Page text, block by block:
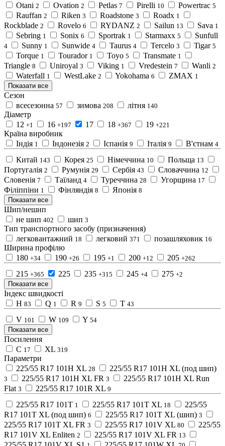
Otani 2 Ovation 2 Petlas 7 Pirelli 10 Powertrac 5
Rauffan 2 Riken 3 Roadstone 3 Roadx 1
Rockblade 2 Rovelo 6 RYDANZ 2 Sailun 13 Sava 1
Sebring 1 Sonix 6 Sportrak 1 Starmaxx 5 Sunfull
4 Sunny 1 Sunwide 4 Taurus 4 Tercelo 3 Tigar 5
Torque 1 Tourador 1 Toyo 5 Transmate 1
Triangle 8 Uniroyal 3 Viking 1 Vredestein 7 Wanli 2
Waterfall 1 WestLake 2 Yokohama 6 ZMAX 1
Показати все
Сезон
всесезонна 57 зимова 208 літня 140
Діаметр
12 +1 16 +197 17 18 +367 19 +221
Країна виробник
Індія 1 Індонезія 2 Іспанія 9 Італія 9 В'єтнам 4
Китай 143 Корея 25 Німеччина 10 Польща 13
Португалія 2 Румунія 29 Сербія 43 Словаччина 12
Словенія 7 Таїланд 4 Туреччина 28 Угорщина 17
Філіппіни 1 Фінляндія 8 Японія 8
Показати все
Шип/нешип
не шип 402 шип 3
Тип транспортного засобу (призначення)
легковантажний 18 легковий 371 позашляховик 16
Ширина профілю
180 +34 190 +26 195 +1 200 +12 205 +262
215 +365 225 235 +315 245 +4 275 +2
Показати все
Індекс швидкості
H 83 Q 1 R 9 S 5 T 43
V 101 W 109 Y 54
Показати все
Посилення
C 17 XL 319
Параметри
225/55 R17 101H XL 28 225/55 R17 101H XL (под шип)
3 225/55 R17 101H XL FR 3
225/55 R17 101H XL Run
Flat 3 225/55 R17 101R XL 9
225/55 R17 101T 1 225/55 R17 101T XL 18
225/55
R17 101T XL (под шип) 6 225/55 R17 101T XL (шип) 3
225/55 R17 101T XL FR 3 225/55 R17 101V XL 80
225/55
R17 101V XL Enliten 2 225/55 R17 101V XL FR 13